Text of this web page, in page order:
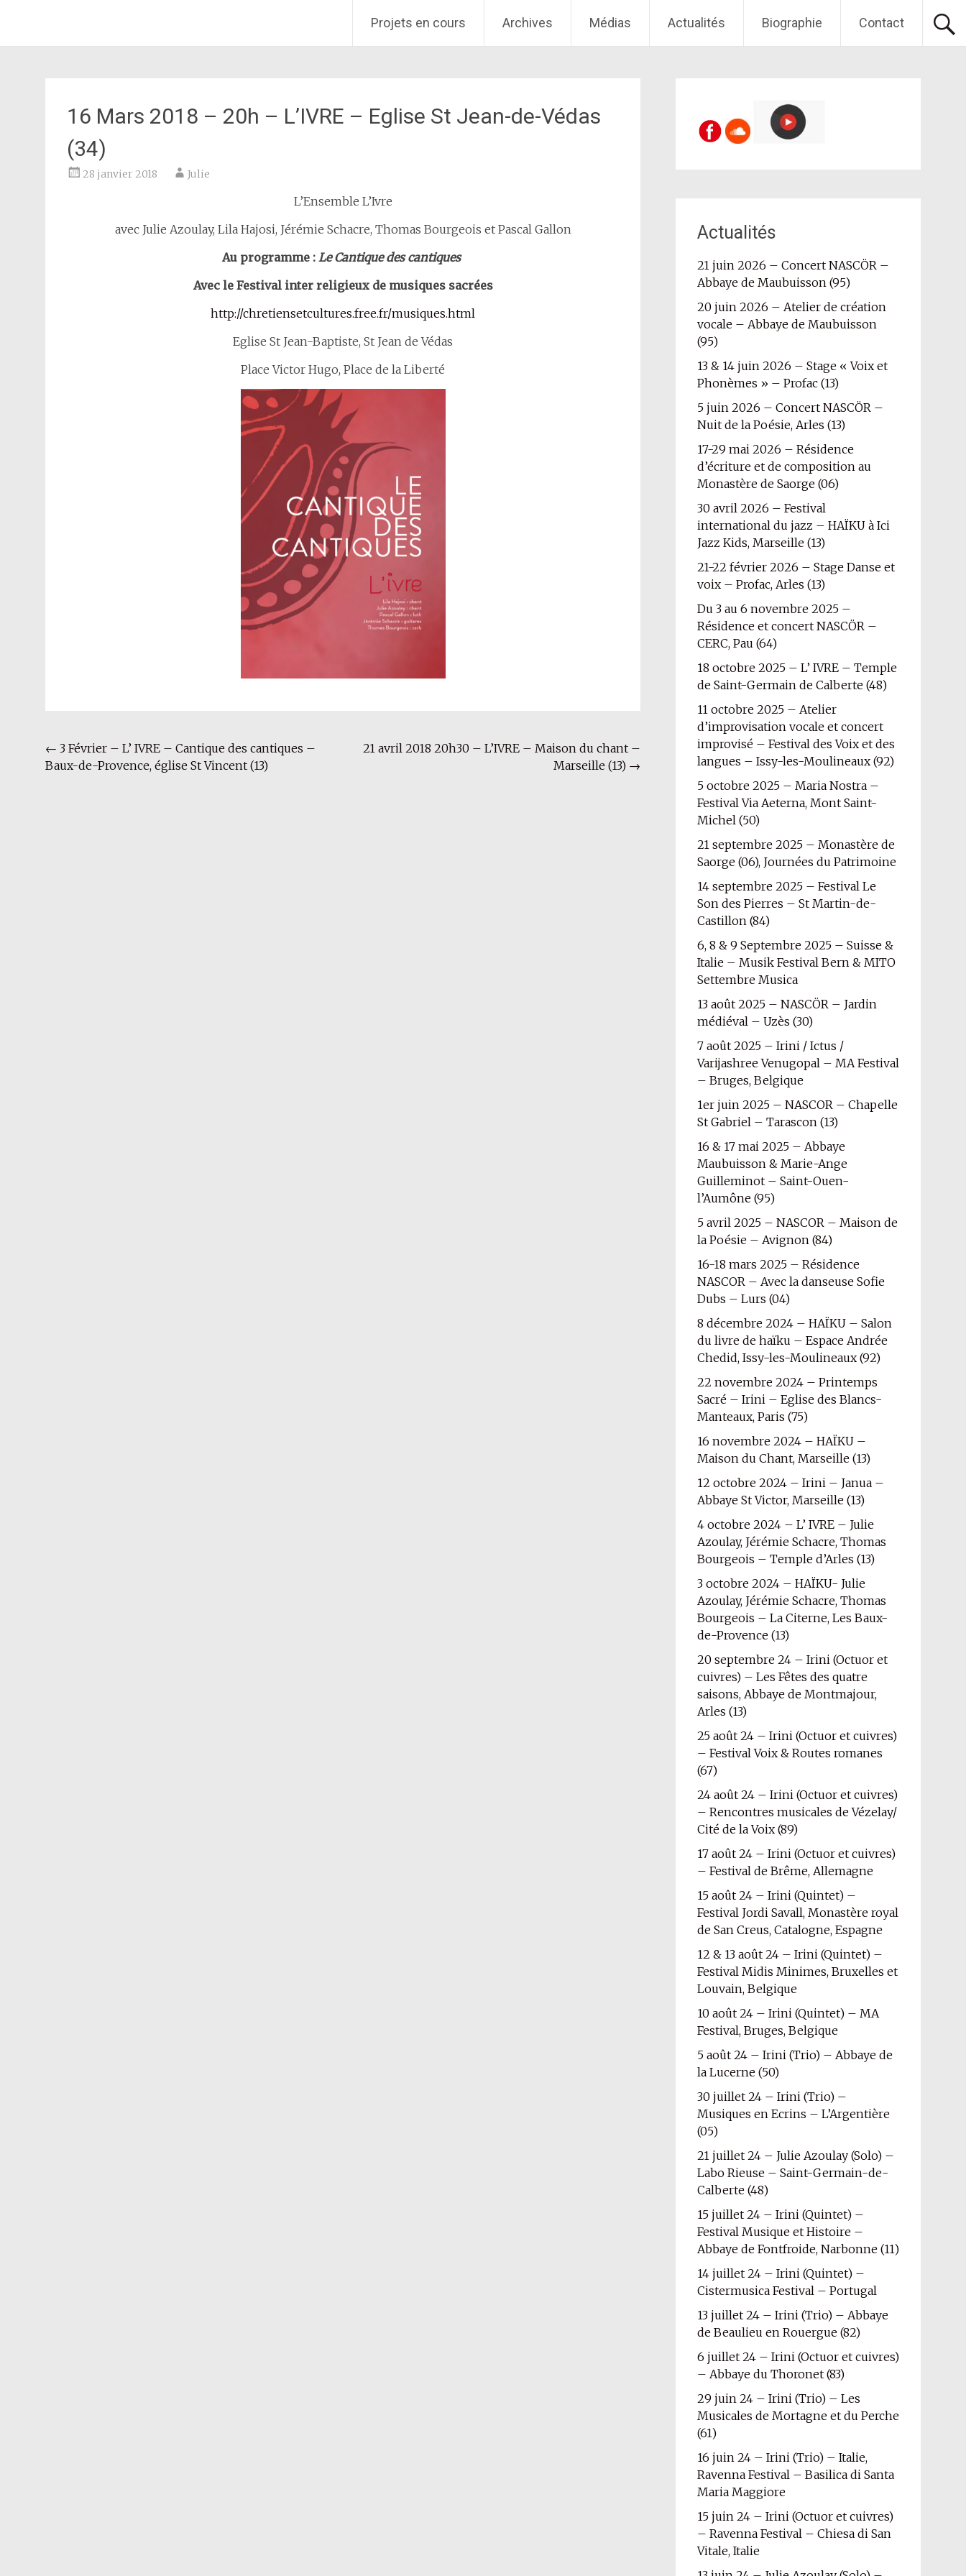
Projets en cours Archives Médias Actualités Biographie Contact
16 Mars 2018 – 20h – L’IVRE – Eglise St Jean-de-Védas
(34)
28 janvier 2018 Julie
L’Ensemble L’Ivre
avec Julie Azoulay, Lila Hajosi, Jérémie Schacre, Thomas Bourgeois et Pascal Gallon
Au programme :LeCantique des cantiques
Avec le Festival inter religieux de musiques sacrées
http://chretiensetcultures.free.fr/musiques.html
Eglise St Jean-Baptiste, St Jean de Védas
Place Victor Hugo, Place de la Liberté
Navigation
de
← 3 Février – L’ IVRE – Cantique des cantiques –
Baux-de-Provence, église St Vincent (13)
21 avril 2018 20h30 – L’IVRE – Maison du chant –
Marseille (13) →
Actualités
21 juin 2026 – Concert NASCÖR –
Abbaye de Maubuisson (95)
20 juin 2026 – Atelier de création
vocale – Abbaye de Maubuisson
(95)
13 & 14 juin 2026 – Stage « Voix et
Phonèmes » – Profac (13)
5 juin 2026 – Concert NASCÖR –
Nuit de la Poésie, Arles (13)
17-29 mai 2026 – Résidence
d’écriture et de composition au
Monastère de Saorge (06)
30 avril 2026 – Festival
international du jazz – HAÏKU à Ici
Jazz Kids, Marseille (13)
21-22 février 2026 – Stage Danse et
voix – Profac, Arles (13)
Du 3 au 6 novembre 2025 –
Résidence et concert NASCÖR –
CERC, Pau (64)
18 octobre 2025 – L’ IVRE – Temple
de Saint-Germain de Calberte (48)
11 octobre 2025 – Atelier
d’improvisation vocale et concert
improvisé – Festival des Voix et des
langues – Issy-les-Moulineaux (92)
5 octobre 2025 – Maria Nostra –
Festival Via Aeterna, Mont Saint-
Michel (50)
21 septembre 2025 – Monastère de
Saorge (06), Journées du Patrimoine
14 septembre 2025 – Festival Le
Son des Pierres – St Martin-de-
Castillon (84)
6, 8 & 9 Septembre 2025 – Suisse &
Italie – Musik Festival Bern & MITO
Settembre Musica
13 août 2025 – NASCÖR – Jardin
médiéval – Uzès (30)
7 août 2025 – Irini / Ictus /
Varijashree Venugopal – MA Festival
– Bruges, Belgique
1er juin 2025 – NASCOR – Chapelle
St Gabriel – Tarascon (13)
16 & 17 mai 2025 – Abbaye
Maubuisson & Marie-Ange
Guilleminot – Saint-Ouen-
l’Aumône (95)
5 avril 2025 – NASCOR – Maison de
la Poésie – Avignon (84)
16-18 mars 2025 – Résidence
NASCOR – Avec la danseuse Sofie
Dubs – Lurs (04)
8 décembre 2024 – HAÏKU – Salon
du livre de haïku – Espace Andrée
Chedid, Issy-les-Moulineaux (92)
22 novembre 2024 – Printemps
Sacré – Irini – Eglise des Blancs-
Manteaux, Paris (75)
16 novembre 2024 – HAÏKU –
Maison du Chant, Marseille (13)
12 octobre 2024 – Irini – Janua –
Abbaye St Victor, Marseille (13)
4 octobre 2024 – L’ IVRE – Julie
Azoulay, Jérémie Schacre, Thomas
Bourgeois – Temple d’Arles (13)
3 octobre 2024 – HAÏKU- Julie
Azoulay, Jérémie Schacre, Thomas
Bourgeois – La Citerne, Les Baux-
de-Provence (13)
20 septembre 24 – Irini (Octuor et
cuivres) – Les Fêtes des quatre
saisons, Abbaye de Montmajour,
Arles (13)
25 août 24 – Irini (Octuor et cuivres)
– Festival Voix & Routes romanes
(67)
24 août 24 – Irini (Octuor et cuivres)
– Rencontres musicales de Vézelay/
Cité de la Voix (89)
17 août 24 – Irini (Octuor et cuivres)
– Festival de Brême, Allemagne
15 août 24 – Irini (Quintet) –
Festival Jordi Savall, Monastère royal
de San Creus, Catalogne, Espagne
12 & 13 août 24 – Irini (Quintet) –
Festival Midis Minimes, Bruxelles et
Louvain, Belgique
10 août 24 – Irini (Quintet) – MA
Festival, Bruges, Belgique
5 août 24 – Irini (Trio) – Abbaye de
la Lucerne (50)
30 juillet 24 – Irini (Trio) –
Musiques en Ecrins – L’Argentière
(05)
21 juillet 24 – Julie Azoulay (Solo) –
Labo Rieuse – Saint-Germain-de-
Calberte (48)
15 juillet 24 – Irini (Quintet) –
Festival Musique et Histoire –
Abbaye de Fontfroide, Narbonne (11)
14 juillet 24 – Irini (Quintet) –
Cistermusica Festival – Portugal
13 juillet 24 – Irini (Trio) – Abbaye
de Beaulieu en Rouergue (82)
6 juillet 24 – Irini (Octuor et cuivres)
– Abbaye du Thoronet (83)
29 juin 24 – Irini (Trio) – Les
Musicales de Mortagne et du Perche
(61)
16 juin 24 – Irini (Trio) – Italie,
Ravenna Festival – Basilica di Santa
Maria Maggiore
15 juin 24 – Irini (Octuor et cuivres)
– Ravenna Festival – Chiesa di San
Vitale, Italie